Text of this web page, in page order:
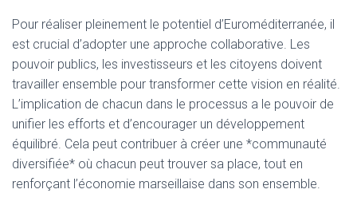
Pour réaliser pleinement le potentiel d’Euroméditerranée, il
est crucial d’adopter une approche collaborative. Les
pouvoir publics, les investisseurs et les citoyens doivent
travailler ensemble pour transformer cette vision en réalité.
L’implication de chacun dans le processus a le pouvoir de
unifier les efforts et d’encourager un développement
équilibré. Cela peut contribuer à créer une *communauté
diversifiée* où chacun peut trouver sa place, tout en
renforçant l’économie marseillaise dans son ensemble.